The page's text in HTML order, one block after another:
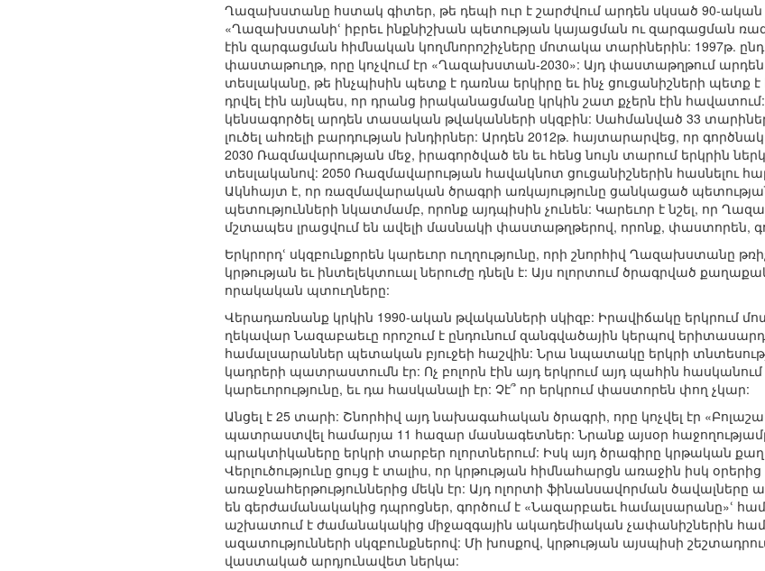
Ղազախստանը հստակ գիտեր, թե դեպի ուր է շարժվում արդեն սկսած 90-
«Ղազախստանիՙ իբրեւ ինքնիշխան պետության կայացման ու զարգացման
էին զարգացման հիմնական կողմնորոշիչները մոտակա տարիներին: 1997թ.
փաստաթուղթ, որը կոչվում էր «Ղազախստան-2030»: Այդ փաստաթղթում
տեսլականը, թե ինչպիսին պետք է դառնա երկիրը եւ ինչ ցուցանիշների պետք
դրվել էին այնպես, որ դրանց իրականացմանը կրկին շատ քչերն էին
կենսագործել արդեն տասական թվականների սկզբին: Սահմանված 33
լուծել ահռելի բարդության խնդիրներ: Արդեն 2012թ. հայտարարվեց, որ
2030 Ռազմավարության մեջ, իրագործված են եւ հենց նույն տարում երկրին
տեսլականով: 2050 Ռազմավարության հավակնոտ ցուցանիշներին հասնելու
Ակնհայտ է, որ ռազմավարական ծրագրի առկայությունը ցանկացած պետության
պետությունների նկատմամբ, որոնք այդպիսին չունեն: Կարեւոր է նշել,
մշտապես լրացվում են ավելի մասնակի փաստաթղթերով, որոնք, փաստորեն,
Երկրորդՙ սկզբունքորեն կարեւոր ուղղությունը, որի շնորհիվ Ղազախստանը
կրթության եւ ինտելեկտուալ ներուժը դնելն է: Այս ոլորտում ծրագրված
որակական պտուղները:
Վերադառնանք կրկին 1990-ական թվականների սկիզբ: Իրավիճակը երկրում
ղեկավար Նազաբաեւը որոշում է ընդունում զանգվածային կերպով
համալսարաններ պետական բյուջեի հաշվին: Նրա նպատակը երկրի
կադրերի պատրաստումն էր: Ոչ բոլորն էին այդ երկրում այդ պահին
կարեւորությունը, եւ դա հասկանալի էր: Չէ՞ որ երկրում փաստորեն փող չկար:
Անցել է 25 տարի: Շնորհիվ այդ նախագահական ծրագրի, որը կոչվել էր
պատրաստվել համարյա 11 հազար մասնագետներ: Նրանք այսօր
պրակտիկաները երկրի տարբեր ոլորտներում: Իսկ այդ ծրագիրը կրթական
Վերլուծությունը ցույց է տալիս, որ կրթության հիմնահարցն առաջին իսկ
առաջնահերթություններից մեկն էր: Այդ ոլորտի ֆինանսավորման ծավալները
են գերժամանակակից դպրոցներ, գործում է «Նազարբաեւ համալսարանը»ՙ
աշխատում է ժամանակակից միջազգային ակադեմիական չափանիշներին
ազատությունների սկզբունքներով: Մի խոսքով, կրթության այսպիսի
վաստակած արդյունավետ ներկա: